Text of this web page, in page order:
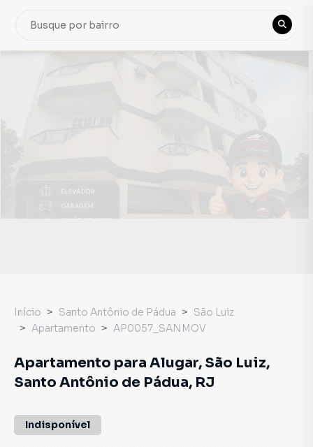
Início Santo Antônio de Pádua
São Luiz
Apartamento
AP0057_SANMOV
Apartamento para Alugar, São Luiz,
Santo Antônio de Pádua, RJ
Indisponível